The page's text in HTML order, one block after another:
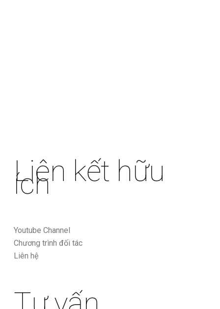
Liên kết hữu
ích
Youtube Channel
Chương trình đối tác
Liên hệ